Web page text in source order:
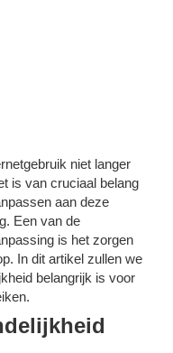
niet langer
is van cruciaal belang
aan deze
Een van de
is het zorgen
In dit artikel zullen we
belangrijk is voor